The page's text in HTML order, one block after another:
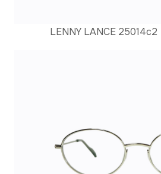
LENNY LANCE 25014c2